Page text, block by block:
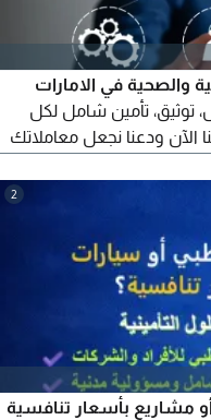
والصحية في الامارات
تأمين شامل لكل
الآن ودعنا نجعل معاملاتك
2
مشاريع بأسعار تنافسية